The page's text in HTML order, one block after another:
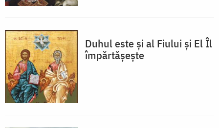
Duhul este și al Fiului și El Îl
împărtășește